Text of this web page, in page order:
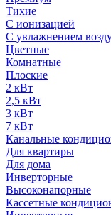
Тихие
С ионизацией
С увлажнением
Цветные
Комнатные
Плоские
2 кВт
2,5 кВт
3 кВт
7 кВт
Канальные
Для квартиры
Для дома
Инверторные
Высоконапорные
Кассетные